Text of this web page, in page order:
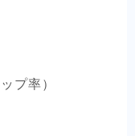
プ率）